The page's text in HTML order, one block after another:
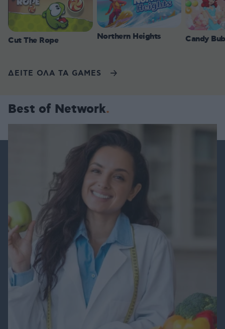
Cut The Rope Northern Heights Candy
ΔΕΙΤΕ ΟΛΑ ΤΑ GAMES
Best of Network